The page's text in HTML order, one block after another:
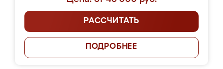
РАССЧИТАТЬ
ПОДРОБНЕЕ